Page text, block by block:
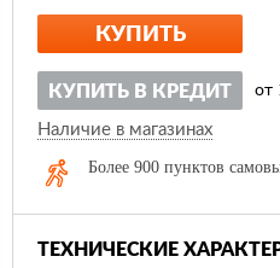
КУПИТЬ
КУПИТЬ В КРЕДИТ от
Наличие в магазинах
Более 900 пунктов
ТЕХНИЧЕСКИЕ